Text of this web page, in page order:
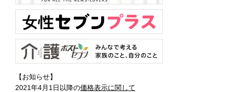
【お知らせ】
2021年4月1日以降の価格表示に関して